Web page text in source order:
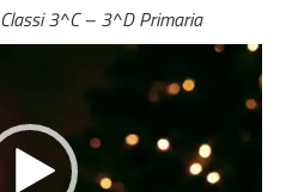
Classi 3^C – 3^D Primaria